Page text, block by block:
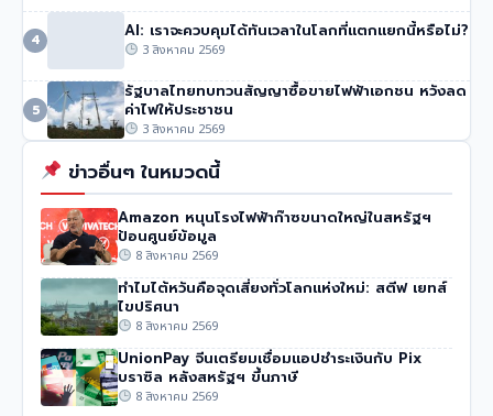
4 AI: เราจะควบคุมได้ทันเวลาในโลกที่แตกแยกนี้หรือไม่?
3 สิงหาคม 2569
5
รัฐบาลไทยทบทวนสัญญาซื้อขายไฟฟ้าเอกชน หวังลด
ค่าไฟให้ประชาชน
3 สิงหาคม 2569
ข่าวอื่นๆ ในหมวดนี้
Amazon หนุนโรงไฟฟ้าก๊าซขนาดใหญ่ในสหรัฐฯ
ป้อนศูนย์ข้อมูล
8 สิงหาคม 2569
ทำไมไต้หวันคือจุดเสี่ยงทั่วโลกแห่งใหม่: สตีฟ เยทส์
ไขปริศนา
8 สิงหาคม 2569
UnionPay จีนเตรียมเชื่อมแอปชำระเงินกับ Pix
บราซิล หลังสหรัฐฯ ขึ้นภาษี
8 สิงหาคม 2569